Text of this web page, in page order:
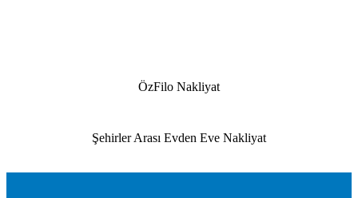
ÖzFilo Nakliyat
Şehirler Arası Evden Eve Nakliyat